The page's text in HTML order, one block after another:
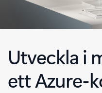
Utveckla i
ett Azure-